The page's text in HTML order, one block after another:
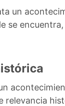
un
se
relevancia